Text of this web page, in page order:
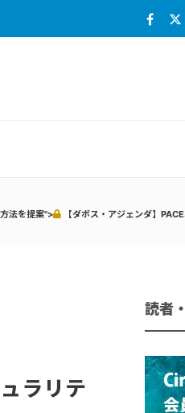
法を提案"> 【ダボス・アジェンダ】
ラリテ
読者